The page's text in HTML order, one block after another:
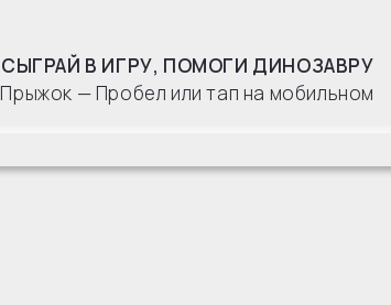
СЫГРАЙ В ИГРУ, ПОМОГИ ДИНОЗАВРУ
Прыжок — Пробел или тап на мобильном